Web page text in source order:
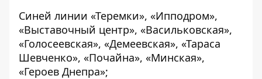
Синей линии «Теремки», «Ипподром»,
«Выставочный центр», «Васильковская»,
«Голосеевская», «Демеевская», «Тараса
Шевченко», «Почайна», «Минская»,
«Героев Днепра»;